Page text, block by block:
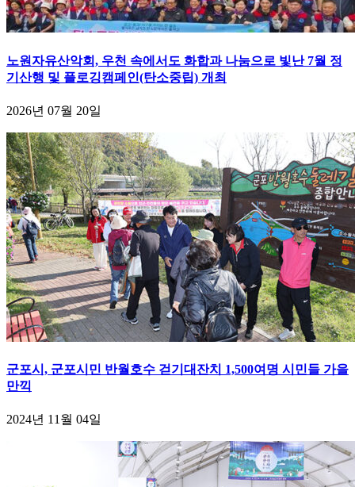
노원자유산악회, 우천 속에서도 화합과 나눔으로 빛난 7월 정
기산행 및 플로깅캠페인(탄소중립) 개최
2026년 07월 20일
군포시, 군포시민 반월호수 걷기대잔치 1,500여명 시민들 가을
만끽
2024년 11월 04일